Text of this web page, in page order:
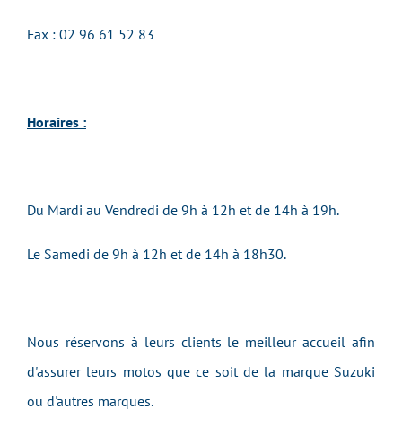
Fax : 02 96 61 52 83
Horaires :
Du Mardi au Vendredi de 9h à 12h et de 14h à 19h.
Le Samedi de 9h à 12h et de 14h à 18h30.
Nous réservons à leurs clients le meilleur accueil afin
d'assurer leurs motos que ce soit de la marque Suzuki
ou d'autres marques.